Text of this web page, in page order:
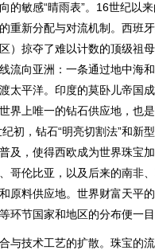
敏感“晴雨表”。16世纪以来
重新分配与对流机制。西班
）掠夺了难以计数的顶级祖
流向亚洲：一条通过地中海
太平洋。印度的莫卧儿帝国
界上唯一的钻石供应地，也
初，钻石“明亮切割法”和新
及，使得西欧成为世界珠宝
哥伦比亚，以及后来的南非
原料供应地。世界财富天平
环节国家和地区的分布便一目
技术工艺的扩散。珠宝的流